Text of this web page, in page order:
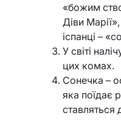
«божим
Діви
іспанці –
У світі
цих комах.
Сонечка –
яка поїдає